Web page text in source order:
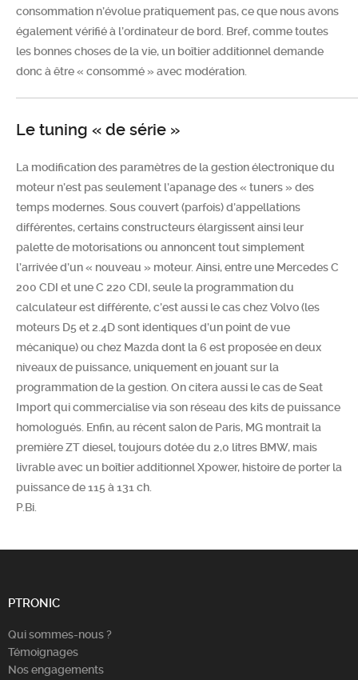
consommation n’évolue pratiquement pas, ce que nous avons
également vérifié à l’ordinateur de bord. Bref, comme toutes
les bonnes choses de la vie, un boîtier additionnel demande
donc à être « consommé » avec modération.
Le tuning « de série »
La modification des paramètres de la gestion électronique du
moteur n’est pas seulement l’apanage des « tuners » des
temps modernes. Sous couvert (parfois) d’appellations
différentes, certains constructeurs élargissent ainsi leur
palette de motorisations ou annoncent tout simplement
l’arrivée d’un « nouveau » moteur. Ainsi, entre une Mercedes C
200 CDI et une C 220 CDI, seule la programmation du
calculateur est différente, c’est aussi le cas chez Volvo (les
moteurs D5 et 2.4D sont identiques d’un point de vue
mécanique) ou chez Mazda dont la 6 est proposée en deux
niveaux de puissance, uniquement en jouant sur la
programmation de la gestion. On citera aussi le cas de Seat
Import qui commercialise via son réseau des kits de puissance
homologués. Enfin, au récent salon de Paris, MG montrait la
première ZT diesel, toujours dotée du 2,0 litres BMW, mais
livrable avec un boîtier additionnel Xpower, histoire de porter la
puissance de 115 à 131 ch.
P.Bi.
PTRONIC
Qui sommes-nous ?
Témoignages
Nos engagements